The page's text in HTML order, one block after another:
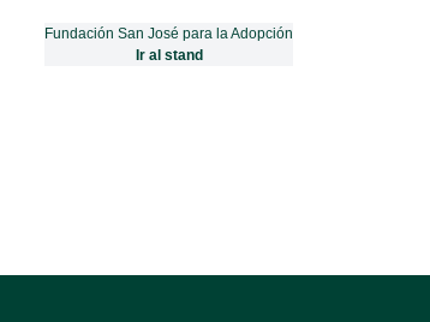
Fundación San José para la Adopción
Ir al stand